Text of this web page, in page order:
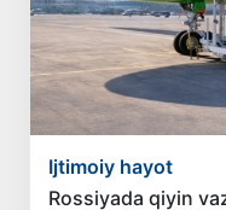
Ijtimoiy hayot
Rossiyada qiyin